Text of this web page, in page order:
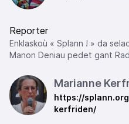
Reporter
Enklaskoù « Splann ! » da
Manon Deniau pedet gant
Marianne
https://
kerfriden/